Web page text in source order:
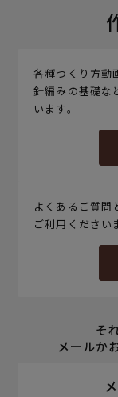
各種つくり方動
針編みの基礎な
います。
よくあるご質問
ご利用ください
そ
メールか